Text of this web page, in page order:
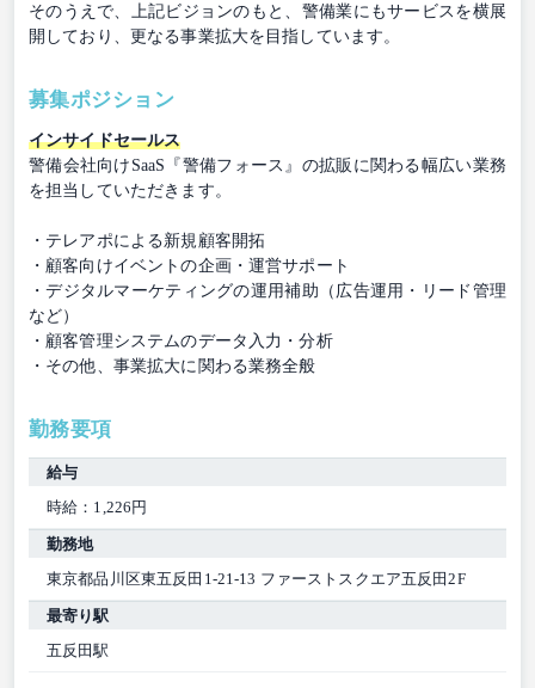
そのうえで、上記ビジョンのもと、警備業にもサービスを横展
開しており、更なる事業拡大を目指しています。
募集ポジション
インサイドセールス
警備会社向けSaaS『警備フォース』の拡販に関わる幅広い業務
を担当していただきます。
・テレアポによる新規顧客開拓
・顧客向けイベントの企画・運営サポート
・デジタルマーケティングの運用補助（広告運用・リード管理
など）
・顧客管理システムのデータ入力・分析
・その他、事業拡大に関わる業務全般
勤務要項
給与
時給：1,226円
勤務地
東京都品川区東五反田1-21-13 ファーストスクエア五反田2F
最寄り駅
五反田駅